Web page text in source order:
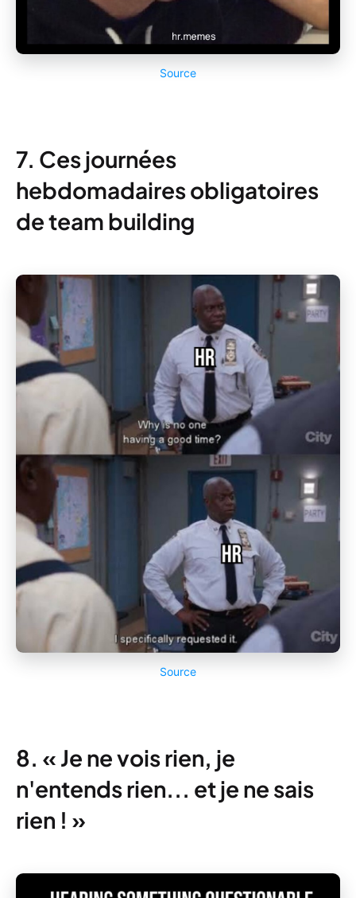
Source
7. Ces journées
hebdomadaires obligatoires
de team building
Source
8. « Je ne vois rien, je
n'entends rien... et je ne sais
rien ! »